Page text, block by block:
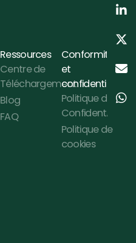
Ressources
Centre de
Téléchargement
Blog
FAQ
Conformité
et
confidentialité
Politique de
Confidentialité
Politique de
cookies